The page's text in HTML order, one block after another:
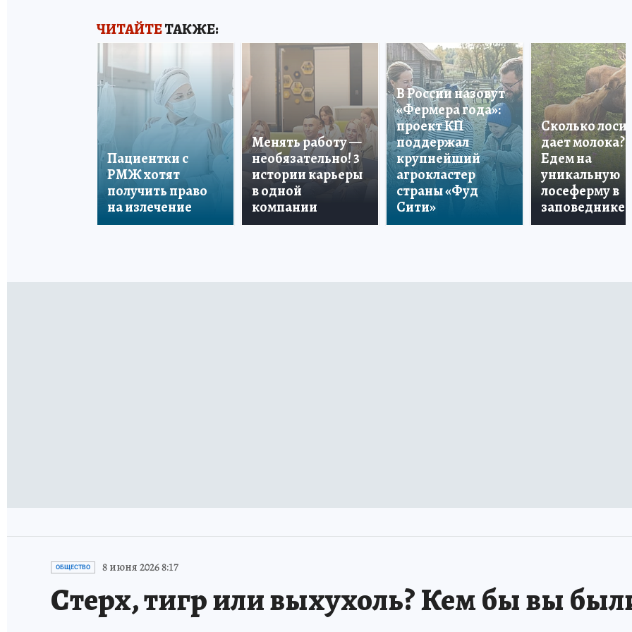
ЧИТАЙТЕТАКЖЕ:
Пациентки с
РМЖ хотят
получить право
на излечение
Менять работу —
необязательно! 3
истории карьеры
в одной
компании
В России назовут
«Фермера года»:
проект КП
поддержал
крупнейший
агрокластер
страны «Фуд
Сити»
Сколько лосиха
дает молока?
Едем на
уникальную
лосеферму в
заповеднике!
ОБЩЕСТВО 8 июня 2026 8:17
Стерх, тигр или выхухоль? Кем бы вы